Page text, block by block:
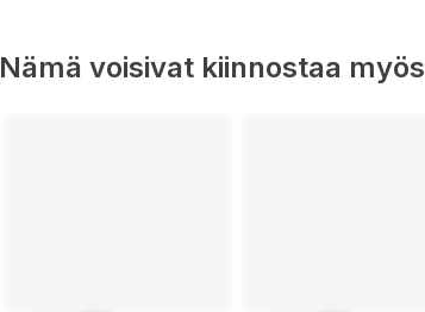
Nämä voisivat kiinnostaa myös